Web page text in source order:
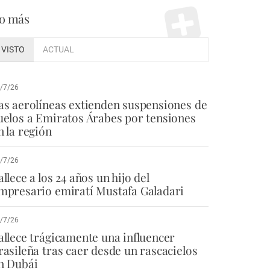
más
VISTO ACTUAL
7/26
aerolíneas extienden suspensiones de
a Emiratos Árabes por tensiones
la región
7/26
a los 24 años un hijo del
emiratí Mustafa Galadari
7/26
trágicamente una influencer
tras caer desde un rascacielos
Dubái